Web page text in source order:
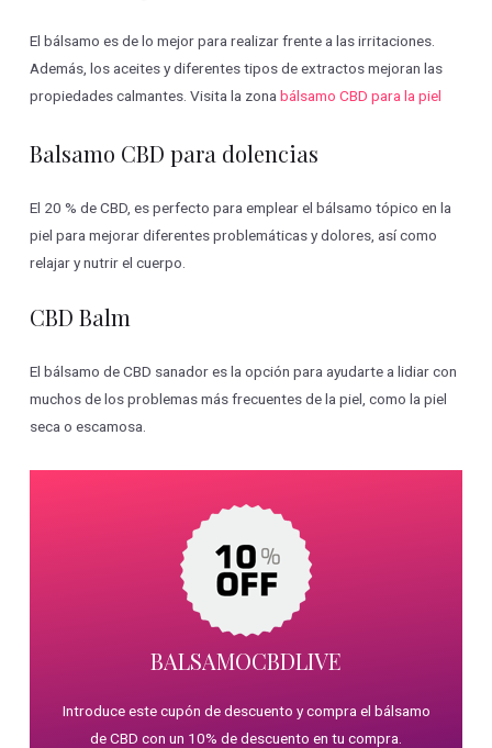
El bálsamo es de lo mejor para realizar frente a las irritaciones.
Además, los aceites y diferentes tipos de extractos mejoran las
propiedades calmantes. Visita la zonabálsamo CBD para la piel
Balsamo CBD para dolencias
El 20 % de CBD, es perfecto para emplear el bálsamo tópico en la
piel para mejorar diferentes problemáticas y dolores, así como
relajar y nutrir el cuerpo.
CBD Balm
El bálsamo de CBD sanador es la opción para ayudarte a lidiar con
muchos de los problemas más frecuentes de la piel, como la piel
seca o escamosa.
BALSAMOCBDLIVE
Introduce este cupón de descuento y compra el bálsamo
de CBD con un 10% de descuento en tu compra.